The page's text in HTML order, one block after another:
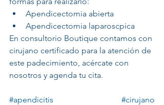
Apendicectomia abierta
Apendicectomia laparoscpica
En consultorio Boutique contamos con
cirujano certificado para la atención de
este padecimiento, acércate con
nosotros y agenda tu cita.
#apendicitis
#cirujano